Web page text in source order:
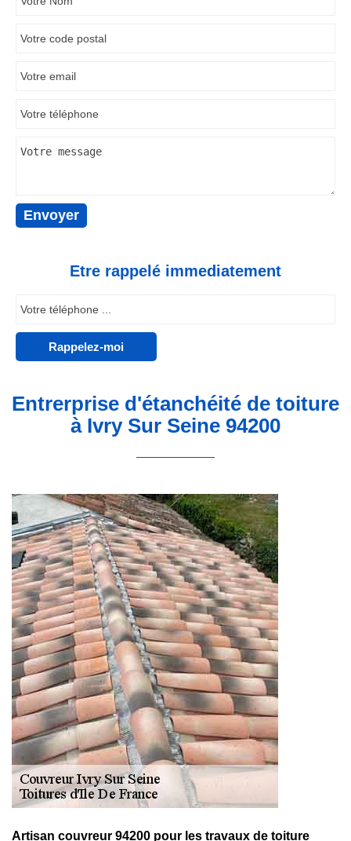
Etre rappelé immediatement
Entrerprise d'étanchéité de toiture
à Ivry Sur Seine 94200
Artisan couvreur 94200 pour les travaux de toiture